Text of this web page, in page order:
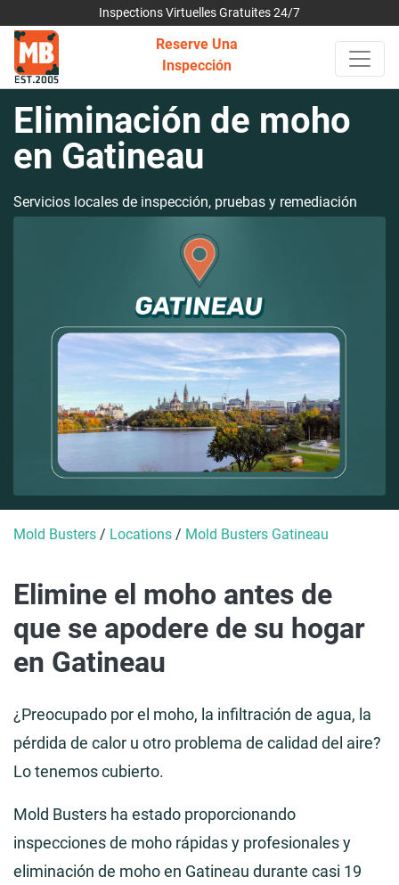
Inspections Virtuelles Gratuites 24/7
Reserve Una
Inspección
Eliminación de moho
en Gatineau
Servicios locales de inspección, pruebas y remediación
Mold Busters / Locations / Mold Busters Gatineau
Elimine el moho antes de
que se apodere de su hogar
en Gatineau
¿Preocupado por el moho, la infiltración de agua, la
pérdida de calor u otro problema de calidad del aire?
Lo tenemos cubierto.
Mold Busters ha estado proporcionando
inspecciones de moho rápidas y profesionales y
eliminación de moho en Gatineau durante casi 19